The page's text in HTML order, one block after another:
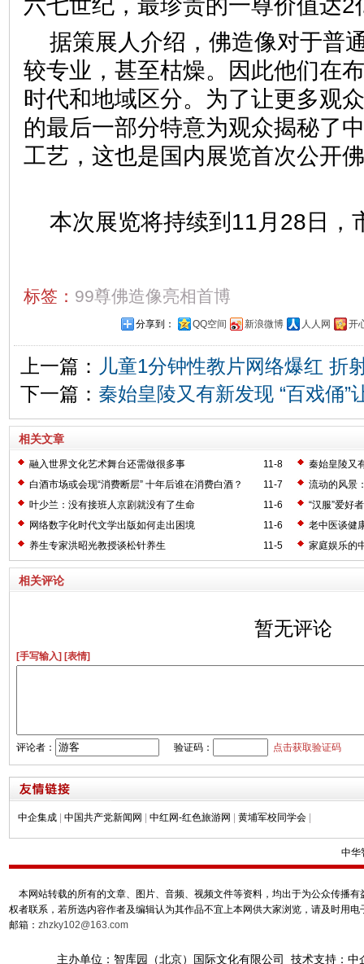
六七世纪，最珍贵的一尊价
据策展人介绍，佛造像对于普
较专业，甚至枯燥。因此他们在
时代和地域区分。为了让更多观
的最后一部分特意为观众揭秘了
工艺，这也是国内展览首次公开
本次展览将持续到11月28日，
标签： 99尊佛造像亮相首博
分享到： QQ空间 新浪微博 人人网 开
上一篇： 儿童1分钟性教片网络爆红 折
下一篇： 秦始皇陵又有新发现 “百戏俑”
相关文章
11-8
融入世界文化艺术舞台还需做很多事
秦始皇陵又
11-7
白酒市场或会现“消费断层” 十年后谁在消费白酒？
流动的风景
11-6
叶少兰：没有接班人京剧就没有了生命
“汉服”爱好
11-6
网络数字化时代文学出版如何走出困境
老中医谈健
11-5
养生专家洪昭光教授谈松针养生 家庭娱乐的
相关评论
暂无评论
[手写输入] [表情]
评论者： 验证码： 点击获取验证码
中企集成 中国共产党新闻网 中红网-红色旅游网 黄埔军校同学会
中华
本网站转载的所有的文章、图片、音频、视频文件等资料，均出于为公众传播
权者联系，若所选内容作者及编辑认为其作品不宜上本网供大家浏览，请及时用
邮箱： zhzky102@163.com
主办单位：智库园（北京）国际文化有限公司 技术支持：